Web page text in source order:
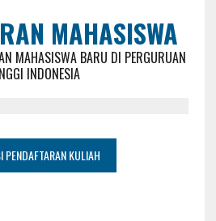
MAHASISWA
MAHASISWA BARU DI PERGURUAN
INDONESIA
PENDAFTARAN KULIAH